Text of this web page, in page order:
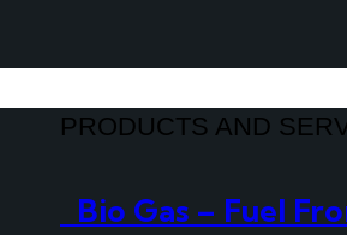
PRODUCTS AND
Bio Gas – Fuel